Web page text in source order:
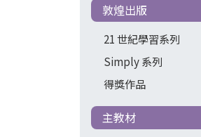
敦煌出版
21 世紀學習系列
Simply 系列
得獎作品
主教材